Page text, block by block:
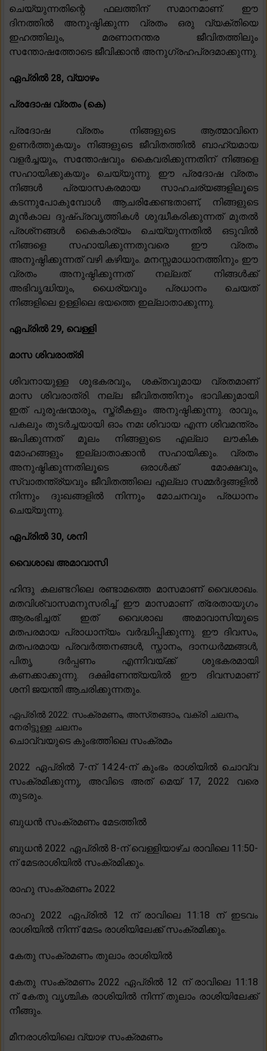
ചെയ്യുന്നതിന്റെ ഫലത്തിന് സമാനമാണ്. ഈ
ദിനത്തിൽ അനുഷ്ഠിക്കുന്ന വ്രതം ഒരു വ്യക്തിയെ
ഇഹത്തിലും, മരണാനന്തര ജീവിതത്തിലും
സന്തോഷത്തോടെ ജീവിക്കാൻ അനുഗ്രഹപ്രദമാക്കുന്നു.
ഏപ്രിൽ 28, വ്യാഴം
പ്രദോഷ വ്രതം (കെ)
പ്രദോഷ വ്രതം നിങ്ങളുടെ ആത്മാവിനെ
ഉണർത്തുകയും നിങ്ങളുടെ ജീവിതത്തിൽ ബാഹ്യമായ
വളർച്ചയും, സന്തോഷവും കൈവരിക്കുന്നതിന് നിങ്ങളെ
സഹായിക്കുകയും ചെയ്യുന്നു. ഈ പ്രദോഷ വ്രതം
നിങ്ങൾ പ്രയാസകരമായ സാഹചര്യങ്ങളിലൂടെ
കടന്നുപോകുമ്പോൾ ആചരിക്കേണ്ടതാണ്, നിങ്ങളുടെ
മുൻകാല ദുഷ്പ്രവൃത്തികൾ ശുദ്ധീകരിക്കുന്നത് മുതൽ
പ്രശ്‌നങ്ങൾ കൈകാര്യം ചെയ്യുന്നതിൽ ഒടുവിൽ
നിങ്ങളെ സഹായിക്കുന്നതുവരെ ഈ വ്രതം
അനുഷ്ഠിക്കുന്നത് വഴി കഴിയും. മനസ്സമാധാനത്തിനും ഈ
വ്രതം അനുഷ്ഠിക്കുന്നത് നല്ലത്. നിങ്ങൾക്ക്
അഭിവൃദ്ധിയും, ധൈര്യവും പ്രധാനം ചെയത്
നിങ്ങളിലെ ഉള്ളിലെ ഭയത്തെ ഇല്ലാതാക്കുന്നു.
ഏപ്രിൽ 29, വെള്ളി
മാസ ശിവരാത്രി
ശിവനായുള്ള ശുഭകരവും, ശക്തവുമായ വ്രതമാണ്
മാസ ശിവരാത്രി. നല്ല ജീവിതത്തിനും ഭാവിക്കുമായി
ഇത് പുരുഷന്മാരും, സ്ത്രീകളും അനുഷ്ഠിക്കുന്നു. രാവും,
പകലും തുടർച്ചയായി ഓം നമഃ ശിവായ എന്ന ശിവമന്ത്രം
ജപിക്കുന്നത് മൂലം നിങ്ങളുടെ എല്ലാ ലൗകിക
മോഹങ്ങളും ഇല്ലാതാക്കാൻ സഹായിക്കും. വ്രതം
അനുഷ്ഠിക്കുന്നതിലൂടെ ഒരാൾക്ക് മോക്ഷവും,
സ്വാതന്ത്ര്യവും ജീവിതത്തിലെ എല്ലാ സമ്മർദ്ദങ്ങളിൽ
നിന്നും ദുഃഖങ്ങളിൽ നിന്നും മോചനവും പ്രധാനം
ചെയ്യുന്നു.
ഏപ്രിൽ 30, ശനി
വൈശാഖ അമാവാസി
ഹിന്ദു കലണ്ടറിലെ രണ്ടാമത്തെ മാസമാണ് വൈശാഖം.
മതവിശ്വാസമനുസരിച്ച് ഈ മാസമാണ് ത്രേതായുഗം
ആരംഭിച്ചത്. ഇത് വൈശാഖ അമാവാസിയുടെ
മതപരമായ പ്രാധാന്യം വർദ്ധിപ്പിക്കുന്നു. ഈ ദിവസം,
മതപരമായ പ്രവർത്തനങ്ങൾ, സ്നാനം, ദാനധർമ്മങ്ങൾ,
പിതൃ ദർപ്പണം എന്നിവയ്ക്ക് ശുഭകരമായി
കണക്കാക്കുന്നു. ദക്ഷിണേന്ത്യയിൽ ഈ ദിവസമാണ്
ശനി ജയന്തി ആചരിക്കുന്നതും.
ഏപ്രിൽ 2022: സംക്രമണം, അസ്‌തങ്ങാം, വക്രി ചലനം,
നേരിട്ടുള്ള ചലനം
ചൊവ്വയുടെ കുംഭത്തിലെ സംക്രമം
2022 ഏപ്രിൽ 7-ന് 14:24-ന് കുംഭം രാശിയിൽ ചൊവ്വ
സംക്രമിക്കുന്നു, അവിടെ അത് മെയ് 17, 2022 വരെ
തുടരും.
ബുധൻ സംക്രമണം മേടത്തിൽ
ബുധൻ 2022 ഏപ്രിൽ 8-ന് വെള്ളിയാഴ്ച രാവിലെ 11:50-
ന് മേടരാശിയിൽ സംക്രമിക്കും.
രാഹു സംക്രമണം 2022
രാഹു 2022 ഏപ്രിൽ 12 ന് രാവിലെ 11:18 ന് ഇടവം
രാശിയിൽ നിന്ന് മേടം രാശിയിലേക്ക് സംക്രമിക്കും.
കേതു സംക്രമണം തുലാം രാശിയിൽ
കേതു സംക്രമണം 2022 ഏപ്രിൽ 12 ന് രാവിലെ 11:18
ന് കേതു വൃശ്ചിക രാശിയിൽ നിന്ന് തുലാം രാശിയിലേക്ക്
നീങ്ങും.
മീനരാശിയിലെ വ്യാഴ സംക്രമണം